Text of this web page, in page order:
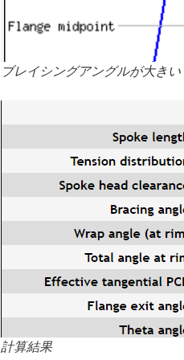
ブレイシングアングルが大きい
計算結果